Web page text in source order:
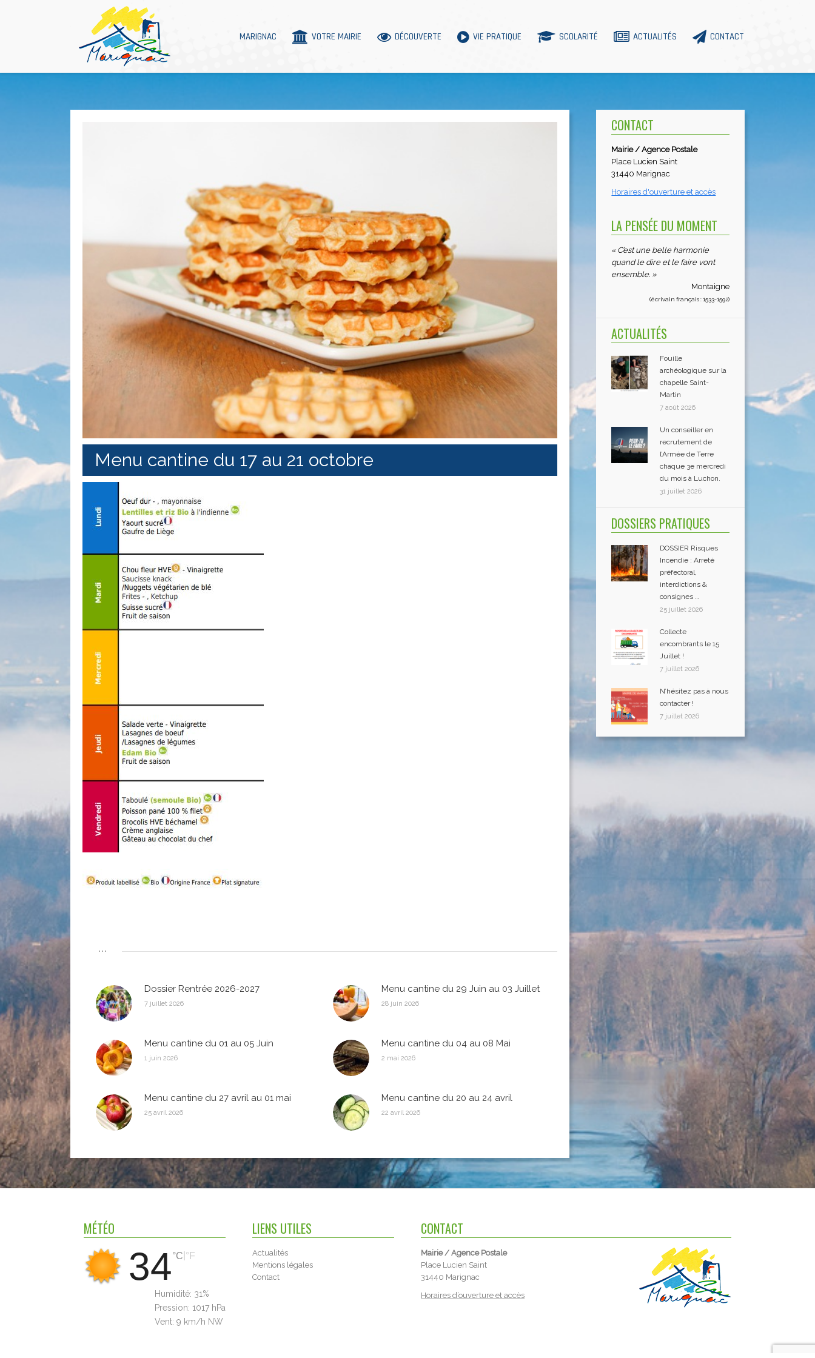
MARIGNAC VOTRE MAIRIE DÉCOUVERTE VIE PRATIQUE SCOLARITÉ ACTUALITÉS CONTACT
Menu cantine du 17 au 21 octobre
...
Dossier Rentrée 2026-2027
7 juillet 2026
Menu cantine du 29 Juin au 03 Juillet
28 juin 2026
Menu cantine du 01 au 05 Juin
1 juin 2026
Menu cantine du 04 au 08 Mai
2 mai 2026
Menu cantine du 27 avril au 01 mai
25 avril 2026
Menu cantine du 20 au 24 avril
22 avril 2026
CONTACT
Mairie / Agence Postale
Place Lucien Saint
31440 Marignac
Horaires d'ouverture et accès
LA PENSÉE DU MOMENT
« C’est une belle harmonie
quand le dire et le faire vont
ensemble. »
Montaigne
(écrivain français : 1533-1592)
ACTUALITÉS
Fouille
archéologique sur la
chapelle Saint-
Martin
7 août 2026
Un conseiller en
recrutement de
l’Armée de Terre
chaque 3e mercredi
du mois à Luchon.
31 juillet 2026
DOSSIERS PRATIQUES
DOSSIER Risques
Incendie : Arreté
préfectoral,
interdictions &
consignes …
25 juillet 2026
Collecte
encombrants le 15
Juillet !
7 juillet 2026
N’hésitez pas à nous
contacter !
7 juillet 2026
MÉTÉO
34°C °F
Humidité: 31%
Pression: 1017 hPa
Vent: 9 km/h NW
LIENS UTILES
Actualités
Mentions légales
Contact
CONTACT
Mairie / Agence Postale
Place Lucien Saint
31440 Marignac
Horaires d’ouverture et accès